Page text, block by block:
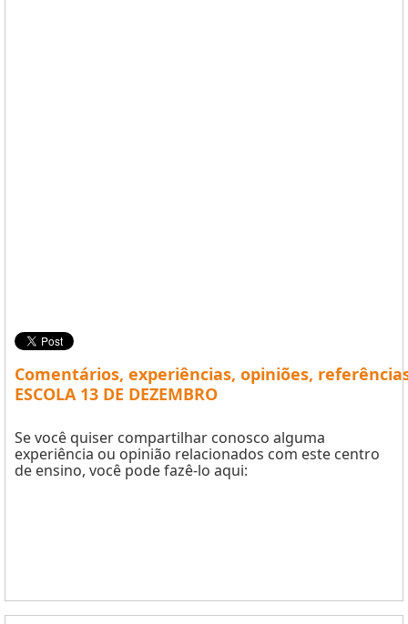
Comentários, experiências, opiniões,
ESCOLA 13 DE DEZEMBRO
Se você quiser compartilhar conosco alguma
experiência ou opinião relacionados com este centro
de ensino, você pode fazê-lo aqui: